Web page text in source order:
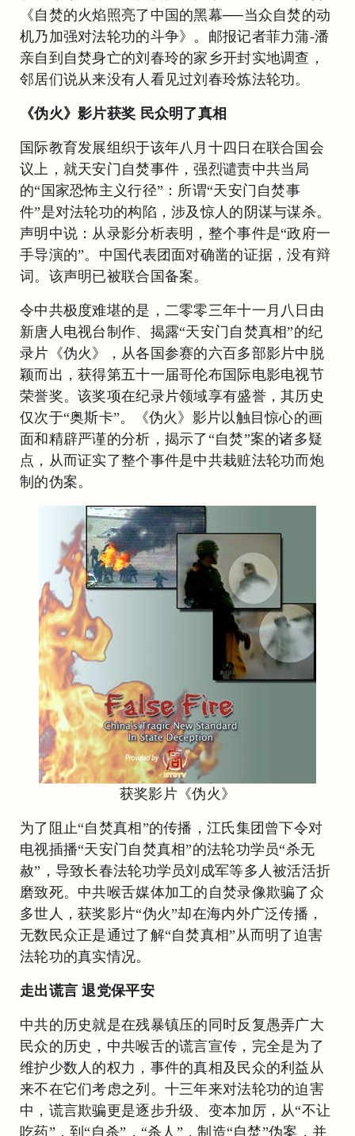
《自焚的火焰照亮了中国的黑幕──当众自焚的动
机乃加强对法轮功的斗争》。邮报记者菲力蒲-潘
亲自到自焚身亡的刘春玲的家乡开封实地调查，
邻居们说从来没有人看见过刘春玲炼法轮功。
《伪火》影片获奖 民众明了真相
国际教育发展组织于该年八月十四日在联合国会
议上，就天安门自焚事件，强烈谴责中共当局
的“国家恐怖主义行径”：所谓“天安门自焚事
件”是对法轮功的构陷，涉及惊人的阴谋与谋杀。
声明中说：从录影分析表明，整个事件是“政府一
手导演的”。中国代表团面对确凿的证据，没有辩
词。该声明已被联合国备案。
令中共极度难堪的是，二零零三年十一月八日由
新唐人电视台制作、揭露“天安门自焚真相”的纪
录片《伪火》，从各国参赛的六百多部影片中脱
颖而出，获得第五十一届哥伦布国际电影电视节
荣誉奖。该奖项在纪录片领域享有盛誉，其历史
仅次于“奥斯卡”。《伪火》影片以触目惊心的画
面和精辟严谨的分析，揭示了“自焚”案的诸多疑
点，从而证实了整个事件是中共栽赃法轮功而炮
制的伪案。
获奖影片《伪火》
为了阻止“自焚真相”的传播，江氏集团曾下令对
电视插播“天安门自焚真相”的法轮功学员“杀无
赦”，导致长春法轮功学员刘成军等多人被活活折
磨致死。中共喉舌媒体加工的自焚录像欺骗了众
多世人，获奖影片“伪火”却在海内外广泛传播，
无数民众正是通过了解“自焚真相”从而明了迫害
法轮功的真实情况。
走出谎言 退党保平安
中共的历史就是在残暴镇压的同时反复愚弄广大
民众的历史，中共喉舌的谎言宣传，完全是为了
维护少数人的权力，事件的真相及民众的利益从
来不在它们考虑之列。十三年来对法轮功的迫害
中，谎言欺骗更是逐步升级、变本加厉，从“不让
吃药”，到“自杀”，“杀人”，制造“自焚”伪案，并